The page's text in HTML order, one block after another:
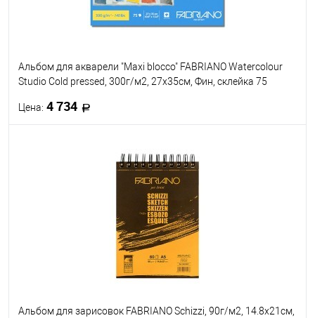
Альбом для акварели "Maxi blocco" FABRIANO Watercolour
Studio Cold pressed, 300г/м2, 27x35см, Фин, склейка 75
Цена: 4 734
Под заказ
Альбом для зарисовок FABRIANO Schizzi, 90г/м2, 14.8x21см,